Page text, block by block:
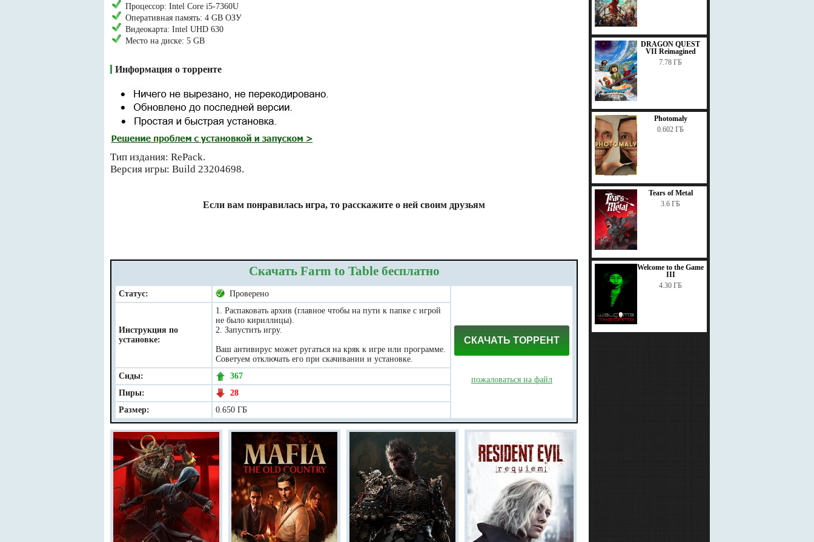
Процессор: Intel Core i5-7360U
Оперативная память: 4 GB ОЗУ
Видеокарта: Intel UHD 630
Место на диске: 5 GB
Информация о торренте
Тип издания: RePack.
Версия игры: Build 23204698.
Если вам понравилась игра, то расскажите о ней своим друзьям
Скачать Farm to Table бесплатно
Статус: Проверено
СКАЧАТЬ ТОРРЕНТ
пожаловаться на файл
Инструкция по
установке:
1. Распаковать архив (главное чтобы на пути к папке с игрой
не было кириллицы).
2. Запустить игру.
Ваш антивирус может ругаться на кряк к игре или программе.
Советуем отключать его при скачивании и установке.
Сиды:
367
Пиры:
28
Размер:
0.650 ГБ
DRAGON QUEST
VII Reimagined
7.78 ГБ
Photomaly
0.602 ГБ
Tears of Metal
3.6 ГБ
Welcome to the Game
III
4.30 ГБ